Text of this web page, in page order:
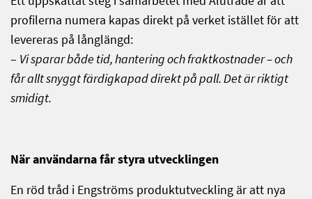
profilerna numera kapas direkt på verket istället för att
levereras på långlängd:
– Vi sparar både tid, hantering och fraktkostnader – och
får allt snyggt färdigkapad direkt på pall. Det är riktigt
smidigt.
När användarna får styra utvecklingen
En röd tråd i Engströms produktutveckling är att nya